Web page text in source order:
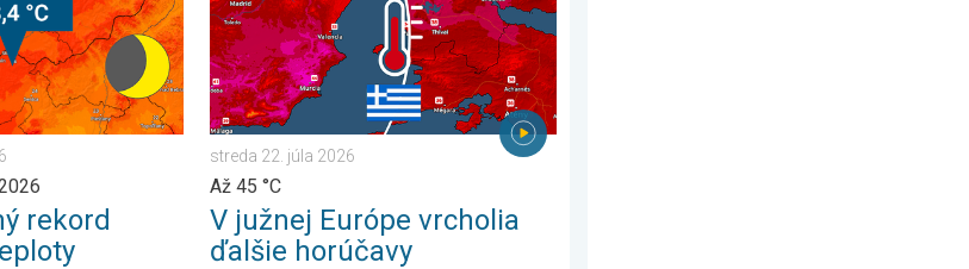
rekord
streda 22. júla 2026
Až 45 °C
V južnej Európe vrcholia
ďalšie horúčavy